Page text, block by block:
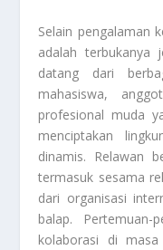
Selain pengalaman
adalah terbukanya
datang dari
mahasiswa,
profesional muda
menciptakan
dinamis. Relawan
termasuk sesama
dari organisasi
balap. Pertemuan-
kolaborasi di